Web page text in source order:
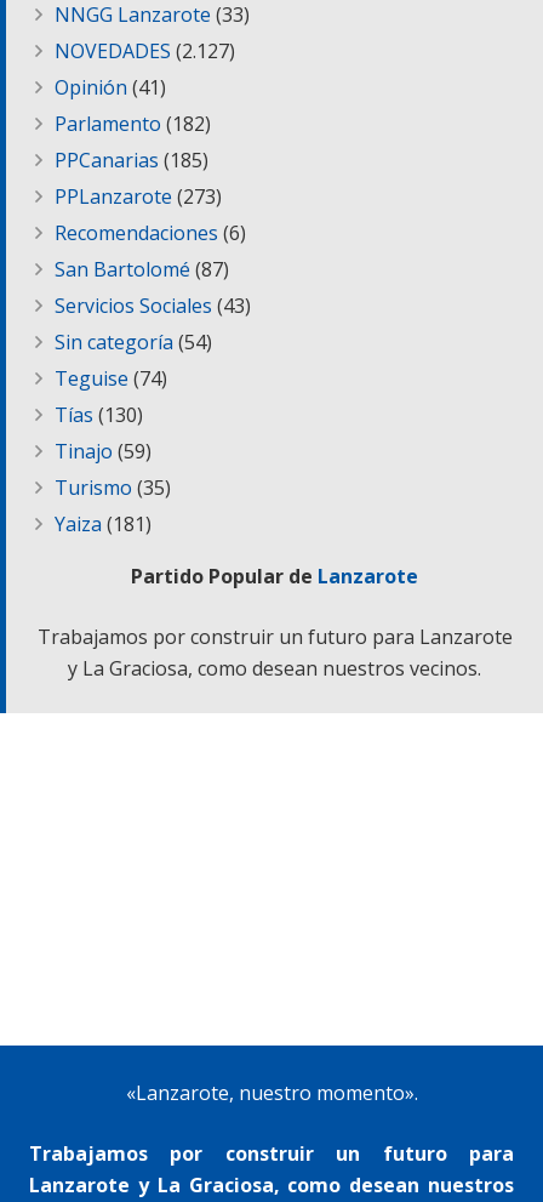
NNGG Lanzarote (33)
NOVEDADES (2.127)
Opinión (41)
Parlamento (182)
PPCanarias (185)
PPLanzarote (273)
Recomendaciones (6)
San Bartolomé (87)
Servicios Sociales (43)
Sin categoría (54)
Teguise (74)
Tías (130)
Tinajo (59)
Turismo (35)
Yaiza (181)
Partido Popular de Lanzarote
Trabajamos por construir un futuro para Lanzarote
y La Graciosa, como desean nuestros vecinos.
«Lanzarote, nuestro momento».
Trabajamos por construir un futuro para
Lanzarote y La Graciosa, como desean nuestros